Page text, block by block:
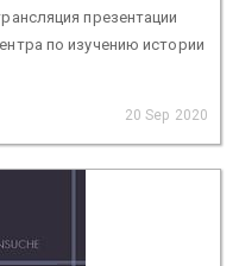
презентации
по изучению истории
20 Sep 2020